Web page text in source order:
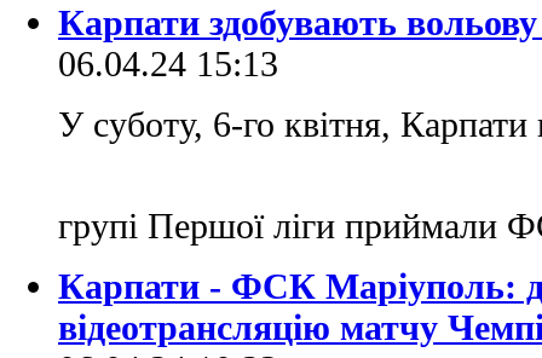
Карпати здобувають
06.04.24 15:13
У суботу, 6-го квітня, Карпати
групі Першої ліги приймали
Карпати - ФСК Маріуполь:
відеотрансляцію матчу